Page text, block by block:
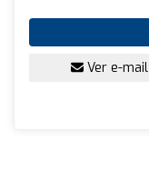
Ver e-mail